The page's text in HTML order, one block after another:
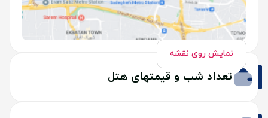
نمایش روی نقشه
تعداد شب و قیمتهای هتل